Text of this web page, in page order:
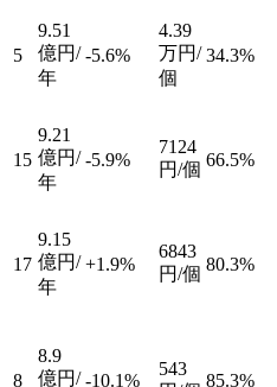
5
9.51
億円/
年
-5.6%
4.39
万円/
個
34.3%
15
9.21
億円/
年
-5.9%
7124
円/個 66.5%
17
9.15
億円/
年
+1.9%
6843
円/個 80.3%
8
8.9
億円/ -10.1%
543
85.3%